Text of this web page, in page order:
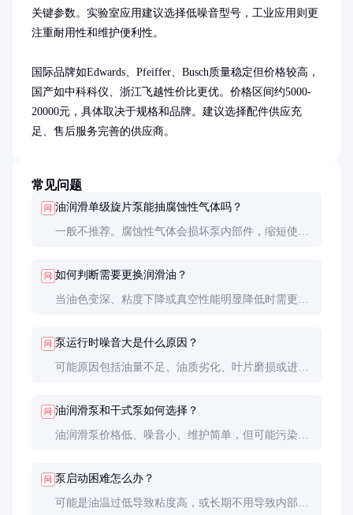
关键参数。实验室应用建议选择低噪音型号，工业应用则更
注重耐用性和维护便利性。
国际品牌如Edwards、Pfeiffer、Busch质量稳定但价格较高，
国产如中科科仪、浙江飞越性价比更优。价格区间约5000-
20000元，具体取决于规格和品牌。建议选择配件供应充
足、售后服务完善的供应商。
常见问题
问 油润滑单级旋片泵能抽腐蚀性气体吗？
一般不推荐。腐蚀性气体会损坏泵内部件，缩短使用
问 如何判断需要更换润滑油？
当油色变深、粘度下降或真空性能明显降低时需更
问 泵运行时噪音大是什么原因？
可能原因包括油量不足、油质劣化、叶片磨损或进气
问 油润滑泵和干式泵如何选择？
油润滑泵价格低、噪音小、维护简单，但可能污染系
问 泵启动困难怎么办？
可能是油温过低导致粘度高，或长期不用导致内部粘